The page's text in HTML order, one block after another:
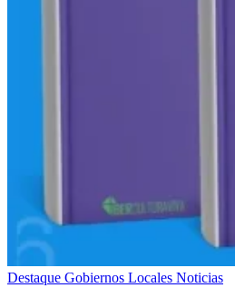
Destaque Gobiernos Locales Noticias